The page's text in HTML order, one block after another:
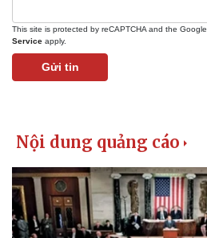
This site is protected by reCAPTCHA and the Google
Service apply.
Gửi tin